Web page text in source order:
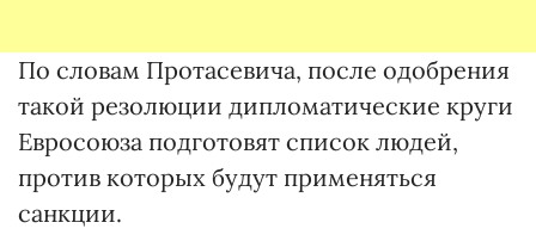
По словам Протасевича, после одобрения
такой резолюции дипломатические круги
Евросоюза подготовят список людей,
против которых будут применяться
санкции.